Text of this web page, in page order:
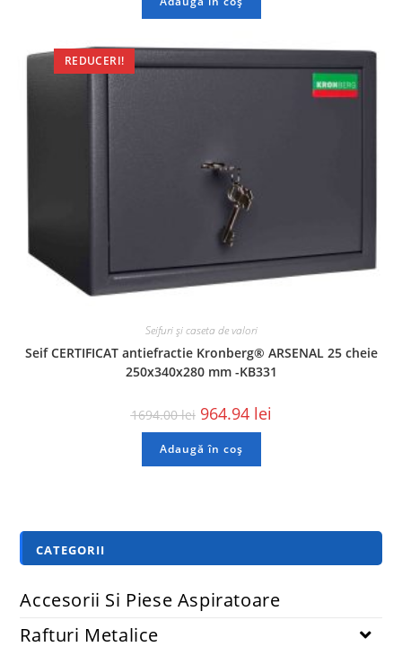
REDUCERI!
Seifuri și caseta de valori
Seif CERTIFICAT antiefractie Kronberg® ARSENAL 25 cheie
250x340x280 mm -KB331
1694.00lei 964.94 lei
Adaugă în coș
CATEGORII
Accesorii Si Piese Aspiratoare
Rafturi Metalice